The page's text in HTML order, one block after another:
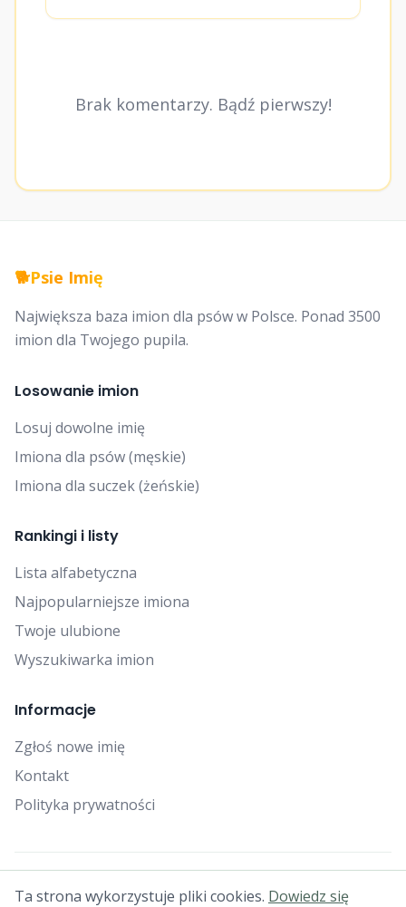
Brak komentarzy. Bądź pierwszy!
🐕Psie Imię
Największa baza imion dla psów w Polsce. Ponad 3500
imion dla Twojego pupila.
Losowanie imion
Losuj dowolne imię
Imiona dla psów (męskie)
Imiona dla suczek (żeńskie)
Rankingi i listy
Lista alfabetyczna
Najpopularniejsze imiona
Twoje ulubione
Wyszukiwarka imion
Informacje
Zgłoś nowe imię
Kontakt
Polityka prywatności
© 2025 Falcon Bytes. Wszelkie prawa zastrzeżone.
Ta strona wykorzystuje pliki cookies. Dowiedz się